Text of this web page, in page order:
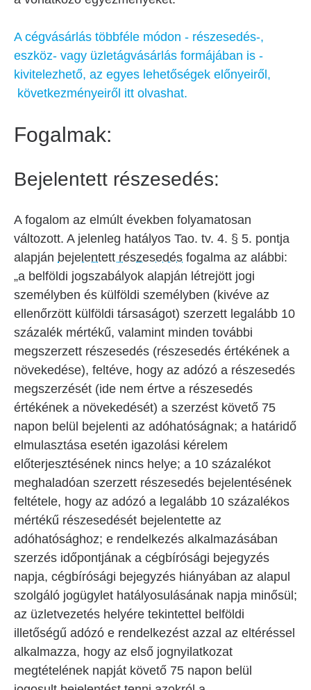
A cégvásárlás többféle módon - részesedés-,
eszköz- vagy üzletágvásárlás formájában is -
kivitelezhető, az egyes lehetőségek előnyeiről,
következményeiről itt olvashat.
Fogalmak:
Bejelentett részesedés:
A fogalom az elmúlt években folyamatosan
változott. A jelenleg hatályos Tao. tv. 4. § 5. pontja
alapján bejelentett részesedés fogalma az alábbi:
„a belföldi jogszabályok alapján létrejött jogi
személyben és külföldi személyben (kivéve az
ellenőrzött külföldi társaságot) szerzett legalább 10
százalék mértékű, valamint minden további
megszerzett részesedés (részesedés értékének a
növekedése), feltéve, hogy az adózó a részesedés
megszerzését (ide nem értve a részesedés
értékének a növekedését) a szerzést követő 75
napon belül bejelenti az adóhatóságnak; a határidő
elmulasztása esetén igazolási kérelem
előterjesztésének nincs helye; a 10 százalékot
meghaladóan szerzett részesedés bejelentésének
feltétele, hogy az adózó a legalább 10 százalékos
mértékű részesedését bejelentette az
adóhatósághoz; e rendelkezés alkalmazásában
szerzés időpontjának a cégbírósági bejegyzés
napja, cégbírósági bejegyzés hiányában az alapul
szolgáló jogügylet hatályosulásának napja minősül;
az üzletvezetés helyére tekintettel belföldi
illetőségű adózó e rendelkezést azzal az eltéréssel
alkalmazza, hogy az első jognyilatkozat
megtételének napját követő 75 napon belül